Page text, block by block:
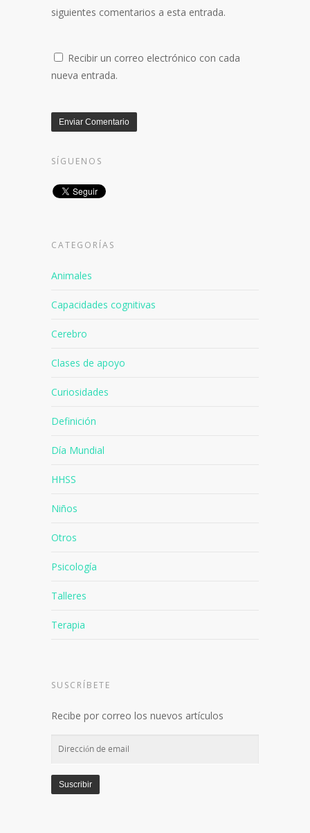
siguientes comentarios a esta entrada.
Recibir un correo electrónico con cada
nueva entrada.
SÍGUENOS
CATEGORÍAS
Animales
Capacidades cognitivas
Cerebro
Clases de apoyo
Curiosidades
Definición
Día Mundial
HHSS
Niños
Otros
Psicología
Talleres
Terapia
SUSCRÍBETE
Recibe por correo los nuevos artículos
email
Suscribir